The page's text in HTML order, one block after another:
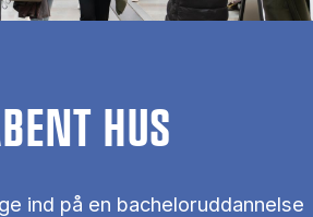
HUS
ind på en bacheloruddannelse